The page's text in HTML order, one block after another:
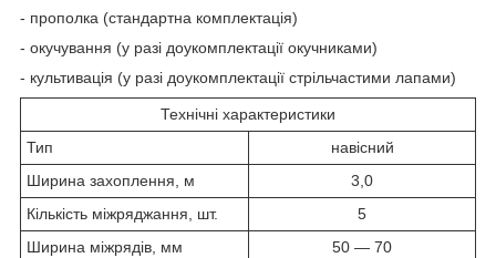
- прополка (стандартна комплектація)
- окучування (у разі доукомплектації окучниками)
- культивація (у разі доукомплектації стрільчастими лапами)
Технічні характеристики
Тип
навісний
Ширина захоплення, м
3,0
Кількість міжряджання, шт.
5
Ширина міжрядів, мм
50 — 70